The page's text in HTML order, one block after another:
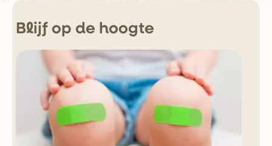
Blijf op de hoogte